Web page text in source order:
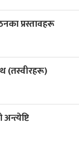
प्रस्तावहरू
(तस्वीरहरू)